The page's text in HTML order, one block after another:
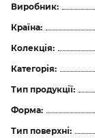
Виробник:
Країна:
Колекція:
Категорія:
Тип продукції:
Форма:
Тип поверхні: